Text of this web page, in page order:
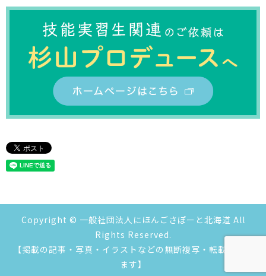
Copyright © 一般社団法人にほんごさぽーと北海道 All
Rights Reserved.
【掲載の記事・写真・イラストなどの無断複写・転載を禁じ
ます】